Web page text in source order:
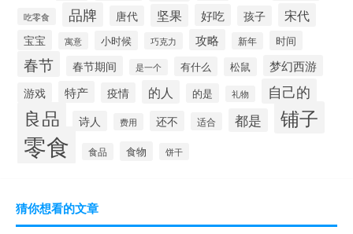
吃零食 品牌 唐代 坚果 好吃 孩子 宋代
宝宝 寓意 小时候 巧克力 攻略 新年 时间
春节 春节期间 是一个 有什么 松鼠 梦幻西游
游戏 特产 疫情 的人 的是 礼物 自己的
良品 诗人 费用 还不 适合 都是 铺子
零食 食品 食物 饼干
猜你想看的文章